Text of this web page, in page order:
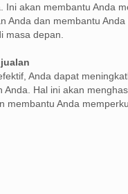
Ini akan membantu Anda
Anda dan membantu
masa depan.
Anda dapat
Anda. Hal ini akan
membantu Anda